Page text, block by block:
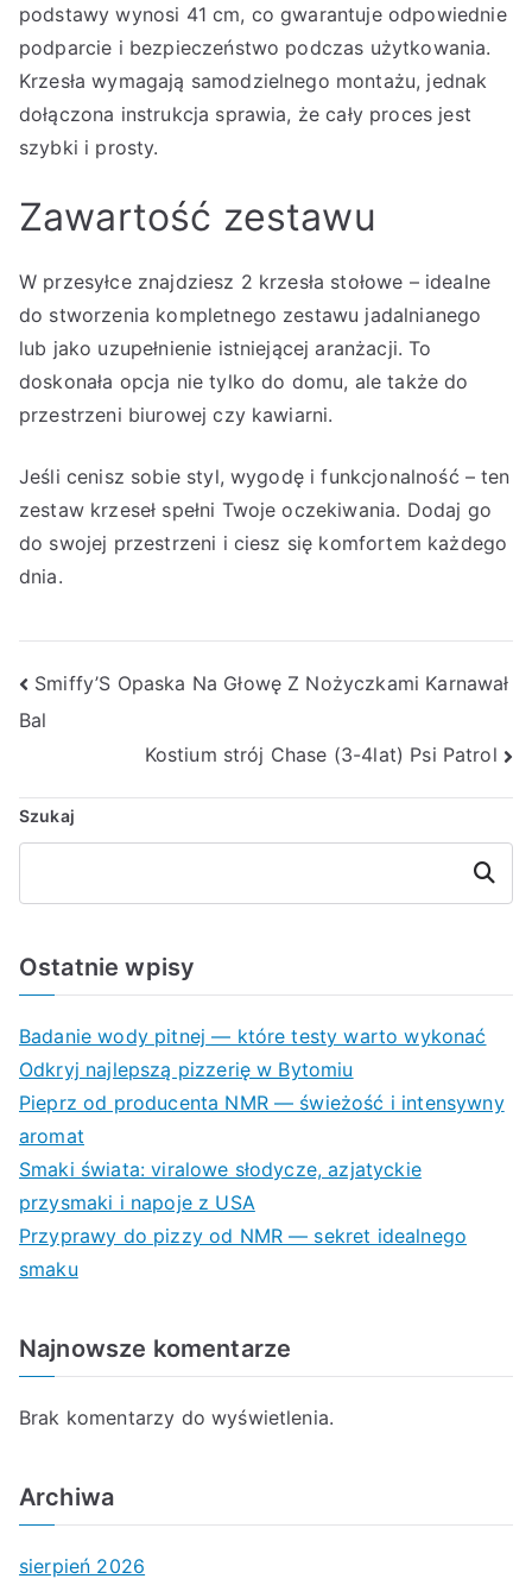
podstawy wynosi 41 cm, co gwarantuje odpowiednie
podparcie i bezpieczeństwo podczas użytkowania.
Krzesła wymagają samodzielnego montażu, jednak
dołączona instrukcja sprawia, że cały proces jest
szybki i prosty.
Zawartość zestawu
W przesyłce znajdziesz 2 krzesła stołowe – idealne
do stworzenia kompletnego zestawu jadalnianego
lub jako uzupełnienie istniejącej aranżacji. To
doskonała opcja nie tylko do domu, ale także do
przestrzeni biurowej czy kawiarni.
Jeśli cenisz sobie styl, wygodę i funkcjonalność – ten
zestaw krzeseł spełni Twoje oczekiwania. Dodaj go
do swojej przestrzeni i ciesz się komfortem każdego
dnia.
Nawigacja
wpisu
Smiffy’S Opaska Na Głowę Z Nożyczkami Karnawał
Bal
Kostium strój Chase (3-4lat) Psi Patrol
Szukaj
Szukaj
Ostatnie wpisy
Badanie wody pitnej — które testy warto wykonać
Odkryj najlepszą pizzerię w Bytomiu
Pieprz od producenta NMR — świeżość i intensywny
aromat
Smaki świata: viralowe słodycze, azjatyckie
przysmaki i napoje z USA
Przyprawy do pizzy od NMR — sekret idealnego
smaku
Najnowsze komentarze
Brak komentarzy do wyświetlenia.
Archiwa
sierpień 2026